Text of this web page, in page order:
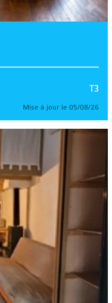
T3
Mise à jour le 05/08/26